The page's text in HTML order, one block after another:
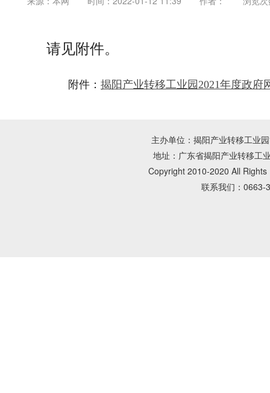
请见附件。
附件： 揭阳产业转移工业园2021年度政府
主办单位：揭阳产业转移工业
地址：广东省揭阳产业转移工
Copyright 2010-2020 All
联系我们：0663-